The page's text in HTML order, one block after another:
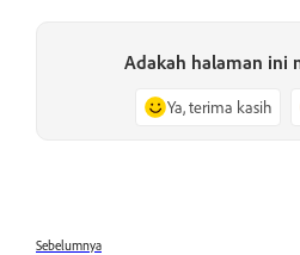
Adakah halaman ini
Ya, terima kasih
Sebelumnya